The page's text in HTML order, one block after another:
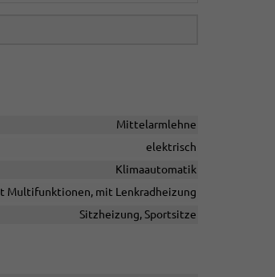
Mittelarmlehne
elektrisch
Klimaautomatik
Multifunktionen, mit Lenkradheizung
Sitzheizung, Sportsitze